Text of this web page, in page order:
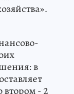
в
втором - 2